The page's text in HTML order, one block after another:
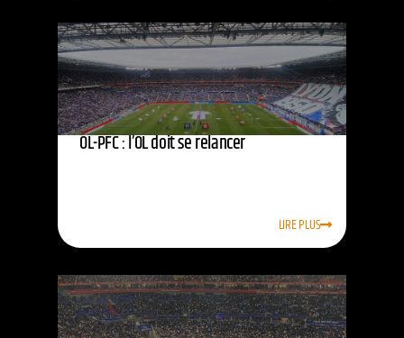
OL-PFC : l’OL doit se relancer
LIRE PLUS